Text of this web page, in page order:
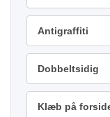
Antigraffiti
Dobbeltsidig
Klæb på